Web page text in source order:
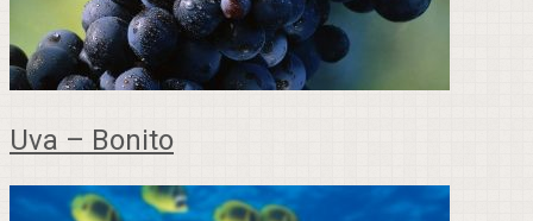
Uva – Bonito